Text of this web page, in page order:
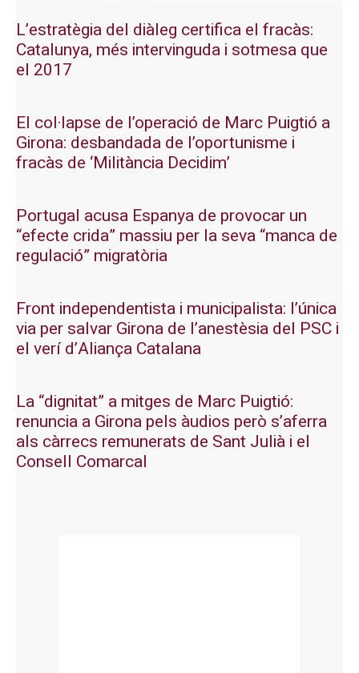
L’estratègia del diàleg certifica el fracàs:
Catalunya, més intervinguda i sotmesa que
el 2017
El col·lapse de l’operació de Marc Puigtió a
Girona: desbandada de l’oportunisme i
fracàs de ‘Militància Decidim’
Portugal acusa Espanya de provocar un
“efecte crida” massiu per la seva “manca de
regulació” migratòria
Front independentista i municipalista: l’única
via per salvar Girona de l’anestèsia del PSC i
el verí d’Aliança Catalana
La “dignitat” a mitges de Marc Puigtió:
renuncia a Girona pels àudios però s’aferra
als càrrecs remunerats de Sant Julià i el
Consell Comarcal